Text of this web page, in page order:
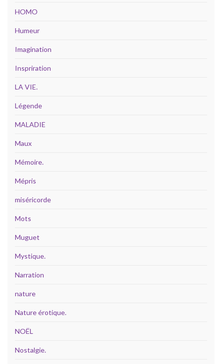
HOMO
Humeur
Imagination
Inspriration
LA VIE.
Légende
MALADIE
Maux
Mémoire.
Mépris
miséricorde
Mots
Muguet
Mystique.
Narration
nature
Nature érotique.
NOËL
Nostalgie.